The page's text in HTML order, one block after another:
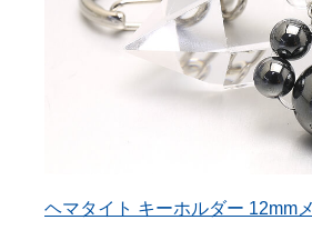
ヘマタイト キーホルダー 12mm